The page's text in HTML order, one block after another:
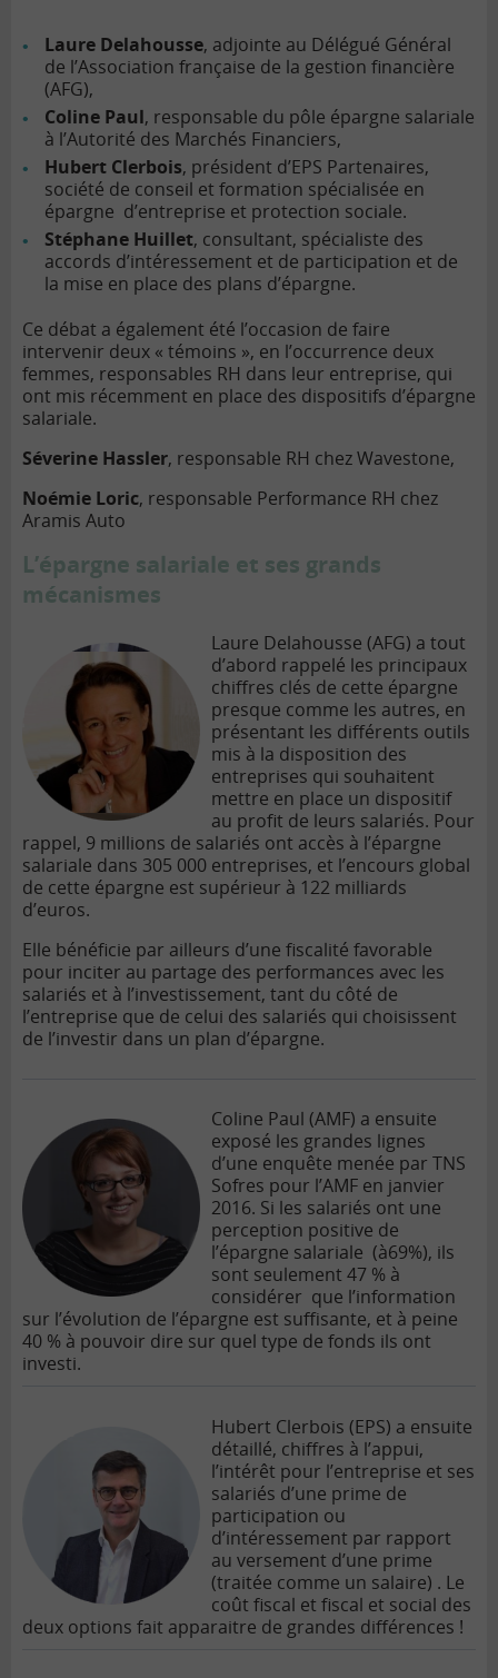
Laure Delahousse, adjointe au Délégué Général
de l’Association française de la gestion financière
(AFG),
Coline Paul, responsable du pôle épargne salariale
à l’Autorité des Marchés Financiers,
Hubert Clerbois, président d’EPS Partenaires,
société de conseil et formation spécialisée en
épargne d’entreprise et protection sociale.
Stéphane Huillet, consultant, spécialiste des
accords d’intéressement et de participation et de
la mise en place des plans d’épargne.
Ce débat a également été l’occasion de faire
intervenir deux « témoins », en l’occurrence deux
femmes, responsables RH dans leur entreprise, qui
ont mis récemment en place des dispositifs d’épargne
salariale.
Séverine Hassler, responsable RH chez Wavestone,
Noémie Loric, responsable Performance RH chez
Aramis Auto
L’épargne salariale et ses grands
mécanismes
Laure Delahousse (AFG) a tout
d’abord rappelé les principaux
chiffres clés de cette épargne
presque comme les autres, en
présentant les différents outils
mis à la disposition des
entreprises qui souhaitent
mettre en place un dispositif
au profit de leurs salariés. Pour
rappel, 9 millions de salariés ont accès à l’épargne
salariale dans 305 000 entreprises, et l’encours global
de cette épargne est supérieur à 122 milliards
d’euros.
Elle bénéficie par ailleurs d’une fiscalité favorable
pour inciter au partage des performances avec les
salariés et à l’investissement, tant du côté de
l’entreprise que de celui des salariés qui choisissent
de l’investir dans un plan d’épargne.
Coline Paul (AMF) a ensuite
exposé les grandes lignes
d’une enquête menée par TNS
Sofres pour l’AMF en janvier
2016. Si les salariés ont une
perception positive de
l’épargne salariale (à69%), ils
sont seulement 47 % à
considérer que l’information
sur l’évolution de l’épargne est suffisante, et à peine
40 % à pouvoir dire sur quel type de fonds ils ont
investi.
Hubert Clerbois (EPS) a ensuite
détaillé, chiffres à l’appui,
l’intérêt pour l’entreprise et ses
salariés d’une prime de
participation ou
d’intéressement par rapport
au versement d’une prime
(traitée comme un salaire) . Le
coût fiscal et fiscal et social des
deux options fait apparaitre de grandes différences !